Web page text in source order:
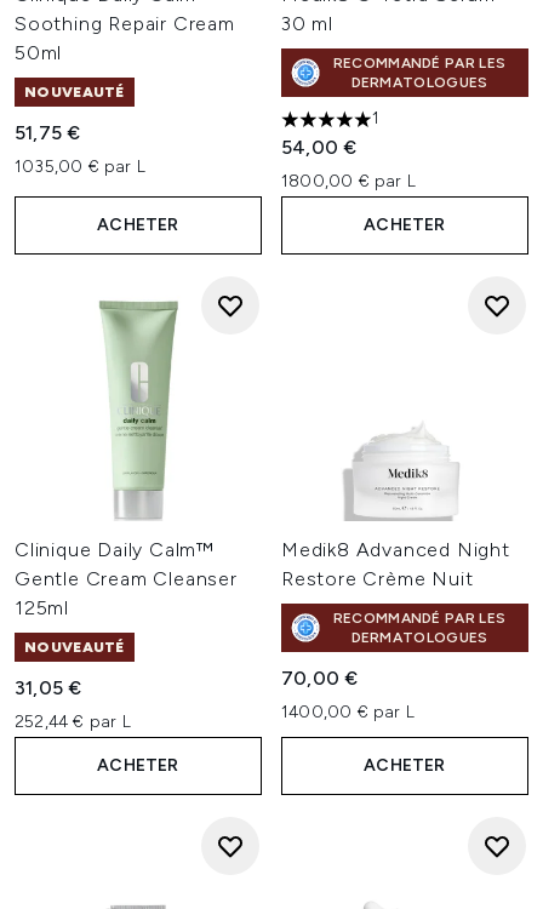
Soothing Repair Cream
50ml
NOUVEAUTÉ
51,75 €
1035,00 € par L
ACHETER
30 ml
RECOMMANDÉ PAR LES
DERMATOLOGUES
5 étoiles sur un maximum de
1
54,00 €
1800,00 € par L
ACHETER
Clinique Daily Calm™
Gentle Cream Cleanser
125ml
NOUVEAUTÉ
31,05 €
252,44 € par L
ACHETER
Medik8 Advanced Night
Restore Crème Nuit
RECOMMANDÉ PAR LES
DERMATOLOGUES
70,00 €
1400,00 € par L
ACHETER